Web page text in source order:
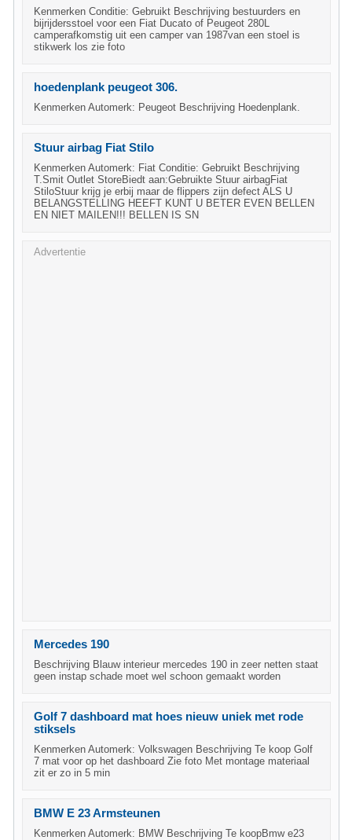
Kenmerken Conditie: Gebruikt Beschrijving bestuurders en
bijrijdersstoel voor een Fiat Ducato of Peugeot 280L
camperafkomstig uit een camper van 1987van een stoel is
stikwerk los zie foto
hoedenplank peugeot 306.
Kenmerken Automerk: Peugeot Beschrijving Hoedenplank.
Stuur airbag Fiat Stilo
Kenmerken Automerk: Fiat Conditie: Gebruikt Beschrijving
T.Smit Outlet StoreBiedt aan:Gebruikte Stuur airbagFiat
StiloStuur krijg je erbij maar de flippers zijn defect ALS U
BELANGSTELLING HEEFT KUNT U BETER EVEN BELLEN
EN NIET MAILEN!!! BELLEN IS SN
Advertentie
Mercedes 190
Beschrijving Blauw interieur mercedes 190 in zeer netten staat
geen instap schade moet wel schoon gemaakt worden
Golf 7 dashboard mat hoes nieuw uniek met rode
stiksels
Kenmerken Automerk: Volkswagen Beschrijving Te koop Golf
7 mat voor op het dashboard Zie foto Met montage materiaal
zit er zo in 5 min
BMW E 23 Armsteunen
Kenmerken Automerk: BMW Beschrijving Te koopBmw e23